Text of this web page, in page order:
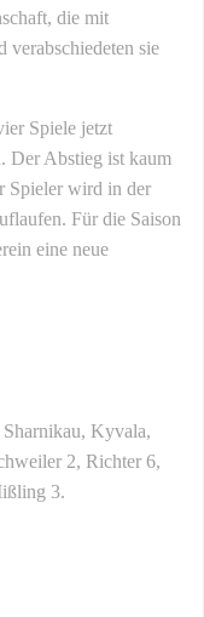
die mit
verabschiedeten sie
Spiele jetzt
Der Abstieg ist kaum
Spieler wird in der
Für die Saison
eine neue
Kyvala,
2, Richter 6,
3.